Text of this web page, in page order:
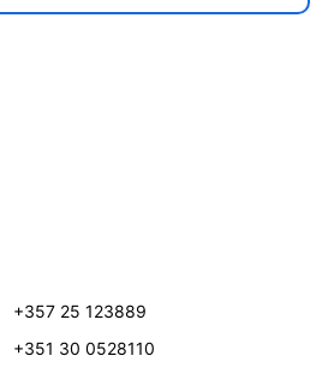
+357 25 123889
+351 30 0528110